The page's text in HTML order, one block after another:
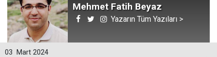
Mehmet Fatih Beyaz
Yazarın Tüm Yazıları >
03 Mart 2024